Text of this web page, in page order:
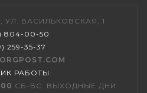
УЛ. ВАСИЛЬКОВСКАЯ, 1
804-00-50
259-35-37
РАБОТЫ:
СБ-ВС: ВЫХОДНЫЕ ДНИ